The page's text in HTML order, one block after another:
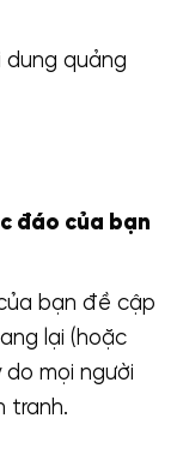
dung quảng
đáo của bạn
bạn đề cập
lại (hoặc
mọi người
tranh.